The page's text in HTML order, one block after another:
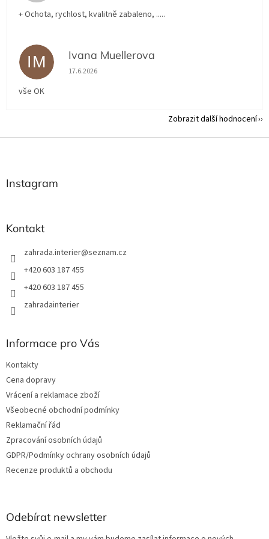
+ Ochota, rychlost, kvalitně zabaleno, .....
IM Ivana Muellerova
Hodnocení obchodu je 5 z 5 hvězdiček.
17.6.2026
vše OK
Zobrazit další hodnocení
Z
Instagram
Kontakt
zahrada.interier@seznam.cz
+420 603 187 455
+420 603 187 455
zahradainterier
Informace pro Vás
Kontakty
Cena dopravy
Vrácení a reklamace zboží
Všeobecné obchodní podmínky
Reklamační řád
Zpracování osobních údajů
GDPR/Podmínky ochrany osobních údajů
Recenze produktů a obchodu
Odebírat newsletter